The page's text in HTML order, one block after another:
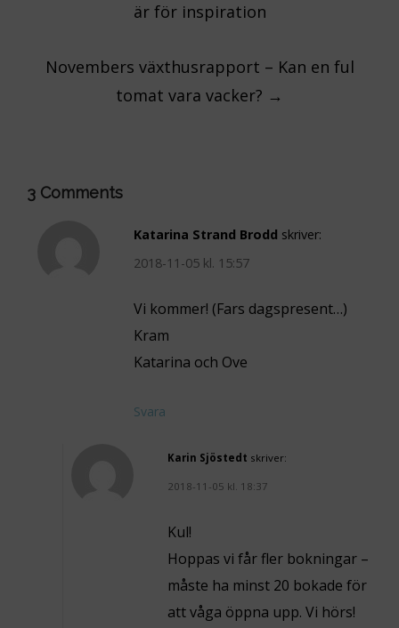
navigation
är för inspiration
Novembers växthusrapport – Kan en ful
tomat vara vacker? →
3 Comments
Katarina Strand Brodd skriver:
2018-11-05 kl. 15:57
Vi kommer! (Fars dagspresent…)
Kram
Katarina och Ove
Svara
Karin Sjöstedt skriver:
2018-11-05 kl. 18:37
Kul!
Hoppas vi får fler bokningar –
måste ha minst 20 bokade för
att våga öppna upp. Vi hörs!